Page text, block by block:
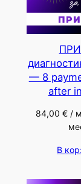
— 8
after
84,00€ /
В